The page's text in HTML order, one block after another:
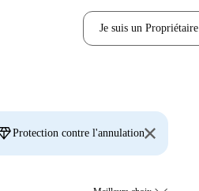
Je suis un Propriétaire
Protection contre l'annulation